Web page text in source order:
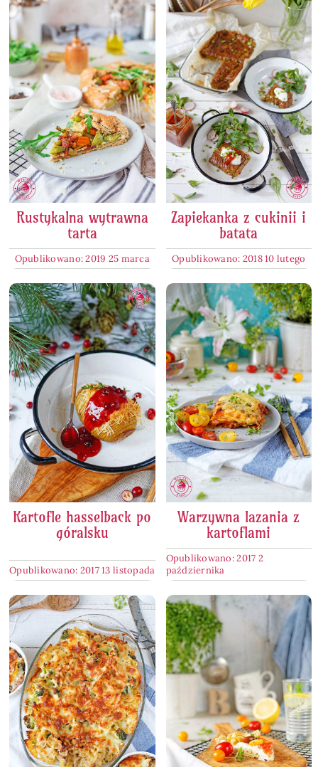
Rustykalna wytrawna
tarta
Opublikowano: 2019 25 marca
Zapiekanka z cukinii i
batata
Opublikowano: 2018 10 lutego
Kartofle hasselback po
góralsku
Opublikowano: 2017 13 listopada
Warzywna lazania z
kartoflami
Opublikowano: 2017 2
października